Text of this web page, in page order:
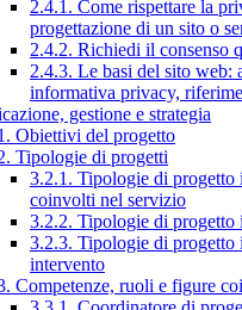
2.4.1. Come rispettare la
progettazione di un sito o
2.4.2. Richiedi il consenso
2.4.3. Le basi del sito web:
informativa privacy,
gestione e strategia
Obiettivi del progetto
Tipologie di progetti
3.2.1. Tipologie di progetto
coinvolti nel servizio
3.2.2. Tipologie di progetto
3.2.3. Tipologie di progetto
intervento
Competenze, ruoli e figure